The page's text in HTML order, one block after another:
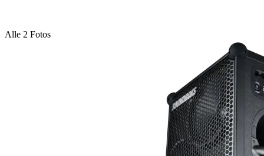
Alle 2 Fotos